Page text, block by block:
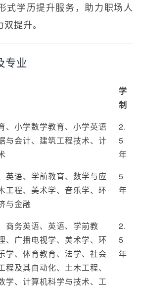
式学历提升服务，助力职场人
提升。
专业
学
制
、小学数学教育、小学英语
与会计、建筑工程技术、计
2.
5
年
英语、学前教育、数学与应
工程、美术学、音乐学、环
与金融
5
年
商务英语、英语、学前教
、广播电视学、美术学、环
学、体育教育、法学、社会
程及其自动化、土木工程、
学、计算机科学与技术、工
2.
5
年